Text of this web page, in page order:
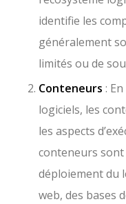
identifie les
généralement
limités ou de
Conteneurs :
logiciels, les
les aspects
conteneurs sont
déploiement du
web, des bases